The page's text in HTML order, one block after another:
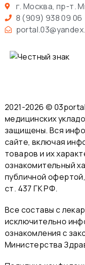
г. Москва, пр-т.
8 (909) 938 09 06
2021-2026 ©
медицинских
защищены. Вся
сайте, включая
товаров и их
ознакомительный
публичной
ст. 437 ГК РФ.
Все составы с
исключительно
ознакомления с
Министерства